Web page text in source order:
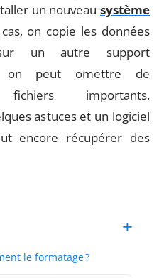
un nouveau système
on copie les données
un autre support
on peut omettre de
importants.
astuces et un logiciel
encore récupérer des
le formatage ?